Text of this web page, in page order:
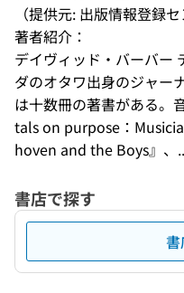
（提供元: 出版情報登録
著者紹介：
デイヴィッド・バーバー
ダのオタワ出身のジャー
は十数冊の著書がある。
tals on purpose：
hoven and the Boys』、
書店で探す
書